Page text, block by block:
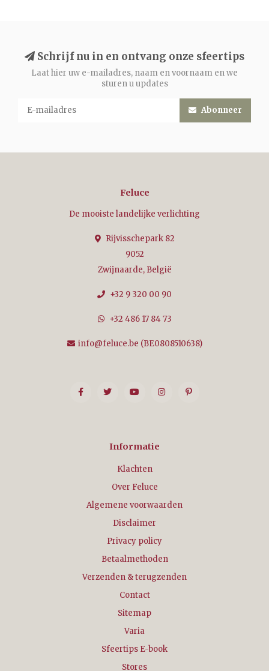
Schrijf nu in en ontvang onze sfeertips
Laat hier uw e-mailadres, naam en voornaam en we
sturen u updates
Abonneer
Feluce
De mooiste landelijke verlichting
Rijvisschepark 82
9052
Zwijnaarde, België
+32 9 320 00 90
+32 486 17 84 73
info@feluce.be (BE0808510638)
Informatie
Klachten
Over Feluce
Algemene voorwaarden
Disclaimer
Privacy policy
Betaalmethoden
Verzenden & terugzenden
Contact
Sitemap
Varia
Sfeertips E-book
Stores